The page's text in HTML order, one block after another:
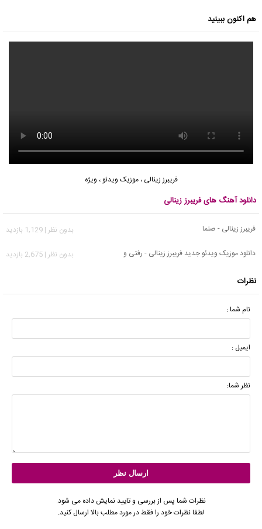
هم اکنون ببینید
فریبرز زینالی ،موزیک ویدئو ، ویژه
دانلود آهنگ های فریبرز زینالی
فریبرز زینالی - صنما
بدون نظر | 1,129 بازدید
دانلود موزیک ویدئو جدید فریبرز زینالی - رفتی و
بدون نظر | 2,675 بازدید
نظرات
نام شما :
ایمیل :
نظر شما:
نظرات شما پس از بررسی و تایید نمایش داده می شود.
لطفا نظرات خود را فقط در مورد مطلب بالا ارسال کنید.